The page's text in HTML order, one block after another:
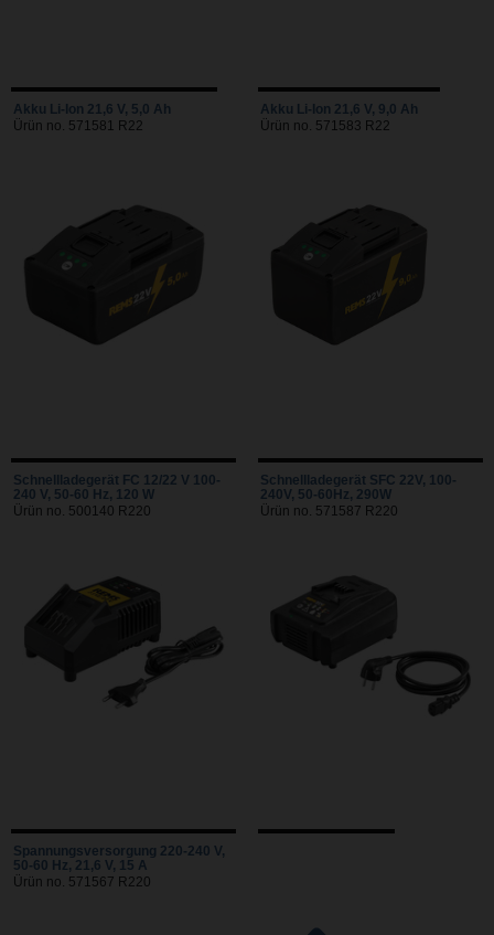
Akku Li-Ion 21,6 V, 5,0 Ah
Ürün no. 571581 R22
Akku Li-Ion 21,6 V, 9,0 Ah
Ürün no. 571583 R22
Schnellladegerät FC 12/22 V 100-
240 V, 50-60 Hz, 120 W
Ürün no. 500140 R220
Schnellladegerät SFC 22V, 100-
240V, 50-60Hz, 290W
Ürün no. 571587 R220
Spannungsversorgung 220-240 V,
50-60 Hz, 21,6 V, 15 A
Ürün no. 571567 R220